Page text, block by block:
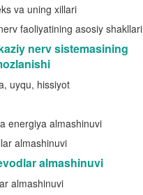
va uning xillari
faoliyatining asosiy shakllari
nerv sistemasining
uyqu, hissiyot
energiya almashinuvi
almashinuvi
almashinuvi
almashinuvi